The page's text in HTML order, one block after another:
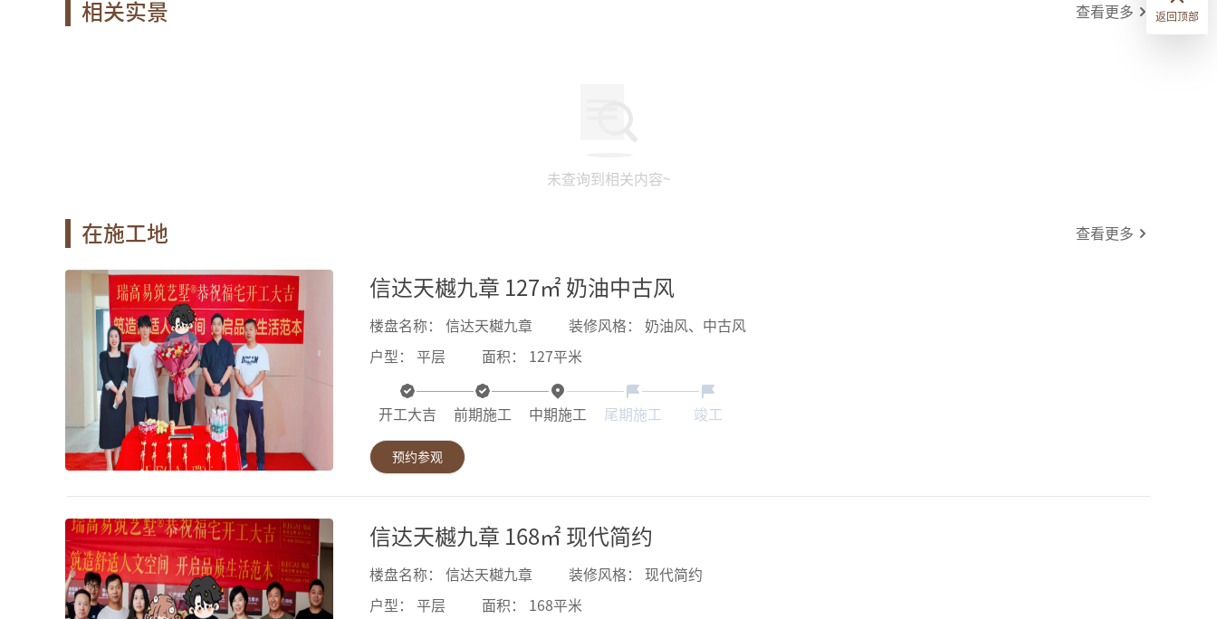
相关实景 查看更多
未查询到相关内容~
在施工地 查看更多
精品工地 信达天樾九章 127㎡ 奶油中古风
楼盘名称： 信达天樾九章 装修风格： 奶油风、中古风
户型： 平层 面积： 127平米
开工大吉 前期施工 中期施工 尾期施工 竣工
预约参观
精品工地 信达天樾九章 168㎡ 现代简约
楼盘名称： 信达天樾九章 装修风格： 现代简约
户型： 平层 面积： 168平米
返回顶部